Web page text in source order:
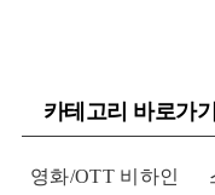
카테고리 바로가기
영화/OTT 비하인